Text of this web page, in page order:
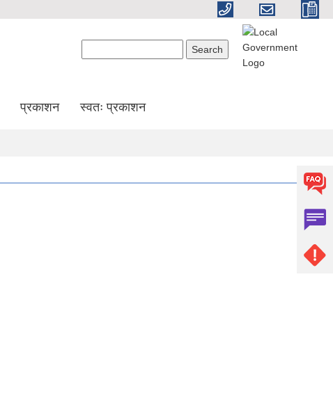
प्रकाशन स्वतः प्रकाशन